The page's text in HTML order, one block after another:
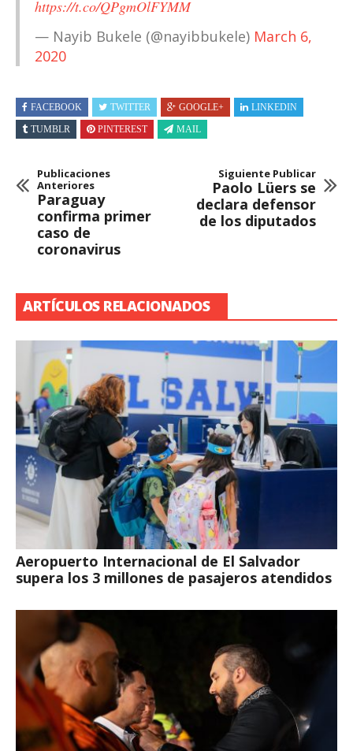
https://t.co/QPgmOlFYMM
— Nayib Bukele (@nayibbukele) March 6,
2020
FACEBOOK TWITTER GOOGLE+
LINKEDIN
TUMBLR
PINTEREST MAIL
Publicaciones
Anteriores
Paraguay
confirma primer
caso de
coronavirus
Siguiente Publicar
Paolo Lüers se
declara defensor
de los diputados
ARTÍCULOS RELACIONADOS
Aeropuerto Internacional de El Salvador
supera los 3 millones de pasajeros atendidos